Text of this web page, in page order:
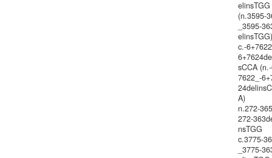
elinsTGG
(n.3595-
_3595-
elinsTGG)
c.-
sCCA
7622_-
A)
n.272-
272-
nsTGG
c.3775-
_3775-